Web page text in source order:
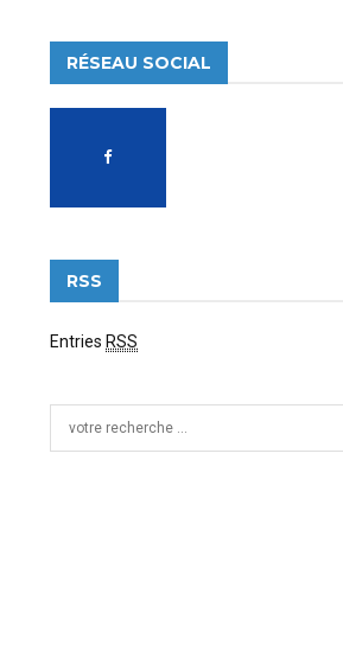
RÉSEAU SOCIAL
RSS
Entries RSS